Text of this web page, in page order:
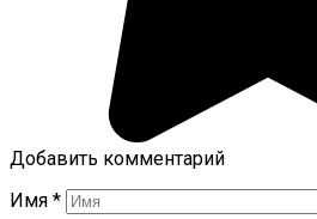
Добавить комментарий
Имя *